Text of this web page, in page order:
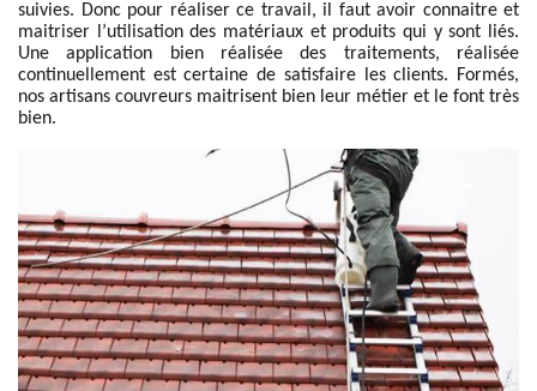
suivies. Donc pour réaliser ce travail, il faut avoir connaitre et
maitriser l’utilisation des matériaux et produits qui y sont liés.
Une application bien réalisée des traitements, réalisée
continuellement est certaine de satisfaire les clients. Formés,
nos artisans couvreurs maitrisent bien leur métier et le font très
bien.